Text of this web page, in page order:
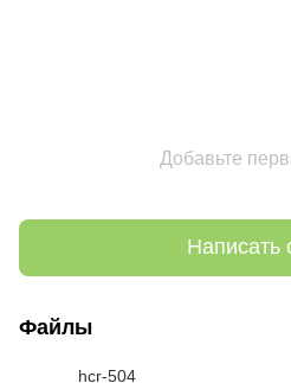
Добавьте
Написать
Файлы
hcr-504